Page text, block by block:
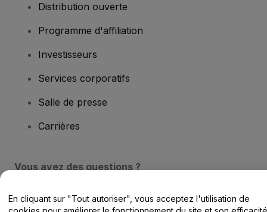
Distribution ouverte
Programme d'affiliation
Investisseurs
Services corporatifs
Salle de presse
Carrières
Vous avez des questions ?
Centre d'assistance / Nous contacter
En cliquant sur "Tout autoriser", vous acceptez l'utilisation de